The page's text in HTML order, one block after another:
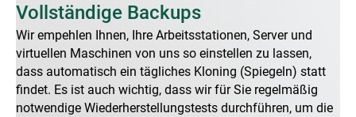
Vollständige Backups
Wir empehlen Ihnen, Ihre Arbeitsstationen, Server und
virtuellen Maschinen von uns so einstellen zu lassen,
dass automatisch ein tägliches Kloning (Spiegeln) statt
findet. Es ist auch wichtig, dass wir für Sie regelmäßig
notwendige Wiederherstellungstests durchführen, um die